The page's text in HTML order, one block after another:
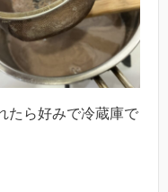
たら好みで冷蔵庫で